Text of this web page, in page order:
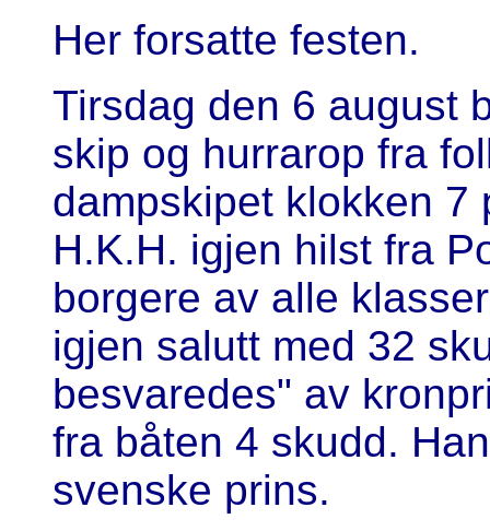
Her forsatte festen.
Tirsdag den 6 august
skip og hurrarop fra
dampskipet klokken 7
H.K.H. igjen hilst fra
borgere av alle
igjen salutt med 32
besvaredes" av
fra båten 4 skudd.
svenske prins.